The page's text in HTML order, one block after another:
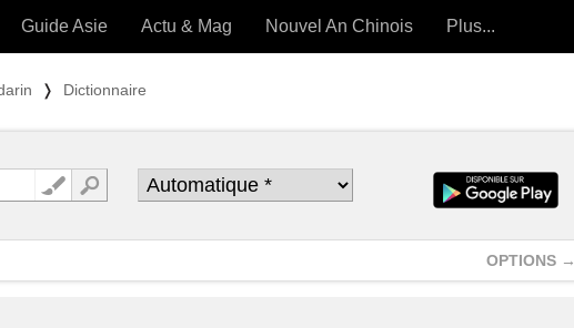
OUTILS) »
Guide Asie Actu & Mag Nouvel An Chinois Plus...
❭ Dictionnaire
OPTIONS →